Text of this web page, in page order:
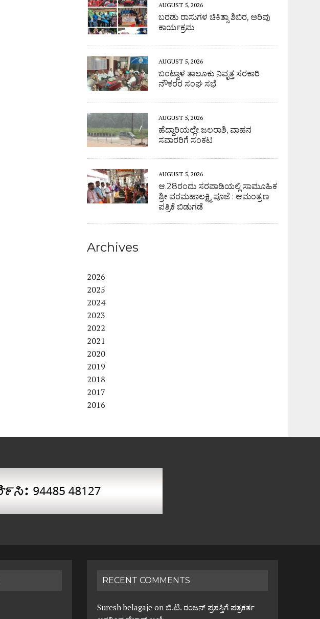
AUGUST 5, 2026
ಬರಡು ರಾಸುಗಳ ಚಿಕಿತ್ಸಾ ಶಿಬಿರ, ಅರಿವು
ಕಾರ್ಯಕ್ರಮ
AUGUST 5, 2026
ಬಂಟ್ವಾಳ ತಾಲೂಕು ನಿವೃತ್ತ ಸರಕಾರಿ
ನೌಕರರ ಸಂಘ ಸಭೆ
AUGUST 5, 2026
ಹೆದ್ದಾರಿಯಲ್ಲೇ ಜಲರಾಶಿ, ವಾಹನ
ಸವಾರರಿಗೆ ಸಂಕಟ
AUGUST 5, 2026
ಆ.28ರಂದು ಸರಪಾಡಿಯಲ್ಲಿ ಸಾಮೂಹಿಕ
ಶ್ರೀ ವರಮಹಾಲಕ್ಷ್ಮಿ ಪೂಜೆ : ಆಮಂತ್ರಣ
ಪತ್ರಿಕೆ ಬಿಡುಗಡೆ
Archives
2026
2025
2024
2023
2022
2021
2020
2019
2018
2017
2016
RECENT COMMENTS
Suresh belagaje onಬಿ.ಟಿ. ರಂಜನ್ ಪ್ರಶಸ್ತಿಗೆ ಪತ್ರಕರ್ತ